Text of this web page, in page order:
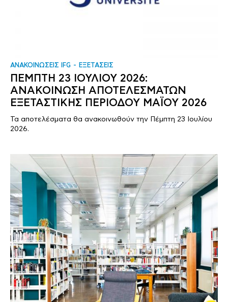
ΑΝΑΚΟΙΝΩΣΕΙΣ IFG ΕΞΕΤΑΣΕΙΣ
ΠΕΜΠΤΗ 23 ΙΟΥΛΙΟΥ 2026:
ΑΝΑΚΟΙΝΩΣΗ ΑΠΟΤΕΛΕΣΜΑΤΩΝ
ΕΞΕΤΑΣΤΙΚΗΣ ΠΕΡΙΟΔΟΥ ΜΑΪΟΥ 2026
Τα αποτελέσματα θα ανακοινωθούν την Πέμπτη 23 Ιουλίου
2026.